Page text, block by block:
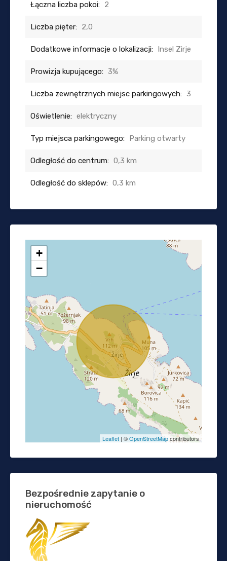
Łączna liczba pokoi: 2
Liczba pięter: 2,0
Dodatkowe informacje o lokalizacji: Insel Zirje
Prowizja kupującego: 3%
Liczba zewnętrznych miejsc parkingowych: 3
Oświetlenie: elektryczny
Typ miejsca parkingowego: Parking otwarty
Odległość do centrum: 0,3 km
Odległość do sklepów: 0,3 km
+
−
Leaflet | ©OpenStreetMapcontributors
Bezpośrednie zapytanie o
nieruchomość